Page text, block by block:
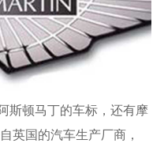
斯顿马丁的车标，还有摩
英国的汽车生产厂商，